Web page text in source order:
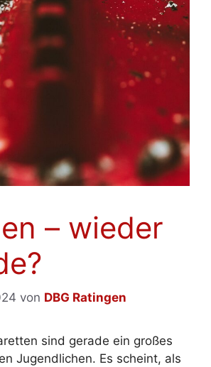
– wieder
von DBG Ratingen
sind gerade ein großes
Jugendlichen. Es scheint, als